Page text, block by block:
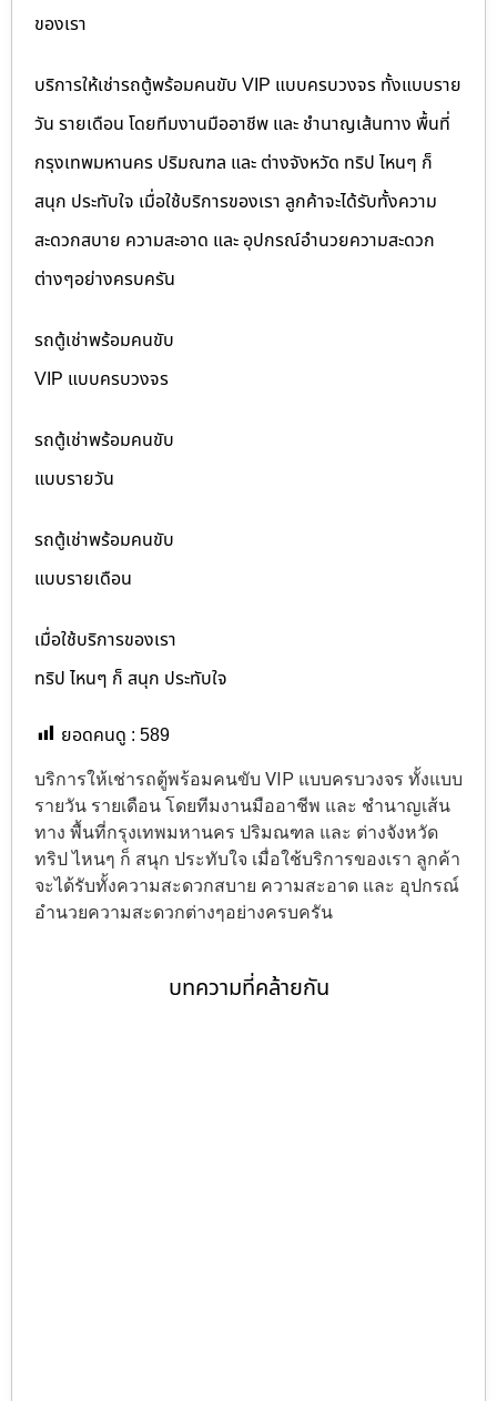
ของเรา
บริการให้เช่ารถตู้พร้อมคนขับ VIP แบบครบวงจร ทั้งแบบราย
วัน รายเดือน โดยทีมงานมืออาชีพ และ ชำนาญเส้นทาง พื้นที่
กรุงเทพมหานคร ปริมณฑล และ ต่างจังหวัด ทริป ไหนๆ ก็
สนุก ประทับใจ เมื่อใช้บริการของเรา ลูกค้าจะได้รับทั้งความ
สะดวกสบาย ความสะอาด และ อุปกรณ์อำนวยความสะดวก
ต่างๆอย่างครบครัน
รถตู้เช่าพร้อมคนขับ
VIP แบบครบวงจร
รถตู้เช่าพร้อมคนขับ
แบบรายวัน
รถตู้เช่าพร้อมคนขับ
แบบรายเดือน
เมื่อใช้บริการของเรา
ทริป ไหนๆ ก็ สนุก ประทับใจ
ยอดคนดู : 589
บริการให้เช่ารถตู้พร้อมคนขับ VIP แบบครบวงจร ทั้งแบบ
รายวัน รายเดือน โดยทีมงานมืออาชีพ และ ชำนาญเส้น
ทาง พื้นที่กรุงเทพมหานคร ปริมณฑล และ ต่างจังหวัด
ทริป ไหนๆ ก็ สนุก ประทับใจ เมื่อใช้บริการของเรา ลูกค้า
จะได้รับทั้งความสะดวกสบาย ความสะอาด และ อุปกรณ์
อำนวยความสะดวกต่างๆอย่างครบครัน
บทความที่คล้ายกัน